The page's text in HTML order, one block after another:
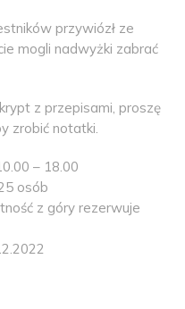
przywiózł ze
mogli nadwyżki zabrać
z przepisami, proszę
zrobić notatki.
– 18.00
osób
z góry rezerwuje